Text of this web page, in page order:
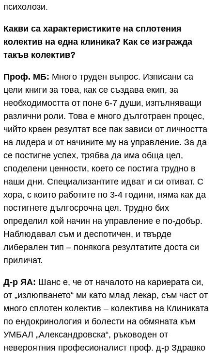
психолози.
Какви са характеристиките на сплотения
колектив на една клиника? Как се изгражда
такъв колектив?
Проф. МБ: Много труден въпрос. Изписани са
цели книги за това, как се създава екип, за
необходимостта от поне 6-7 души, изпълняващи
различни роли. Това е много дълготраен процес,
чийто краен резултат все пак зависи от личността
на лидера и от начините му на управление. За да
се постигне успех, трябва да има обща цел,
споделени ценности, което се постига трудно в
наши дни. Специализантите идват и си отиват. С
хора, с които работите по 3-4 години, няма как да
постигнете дългосрочна цел. Трудно бих
определил кой начин на управление е по-добър.
Наблюдавал съм и деспотичен, и твърде
либерален тип – понякога резултатите доста си
приличат.
Д-р ЯА: Шанс е, че от началото на кариерата си,
от „излюпването“ ми като млад лекар, съм част от
много сплотен колектив – колектива на Клиниката
по ендокринология и болести на обмяната към
УМБАЛ „Александровска“, ръководен от
невероятния професионалист проф. д-р Здравко